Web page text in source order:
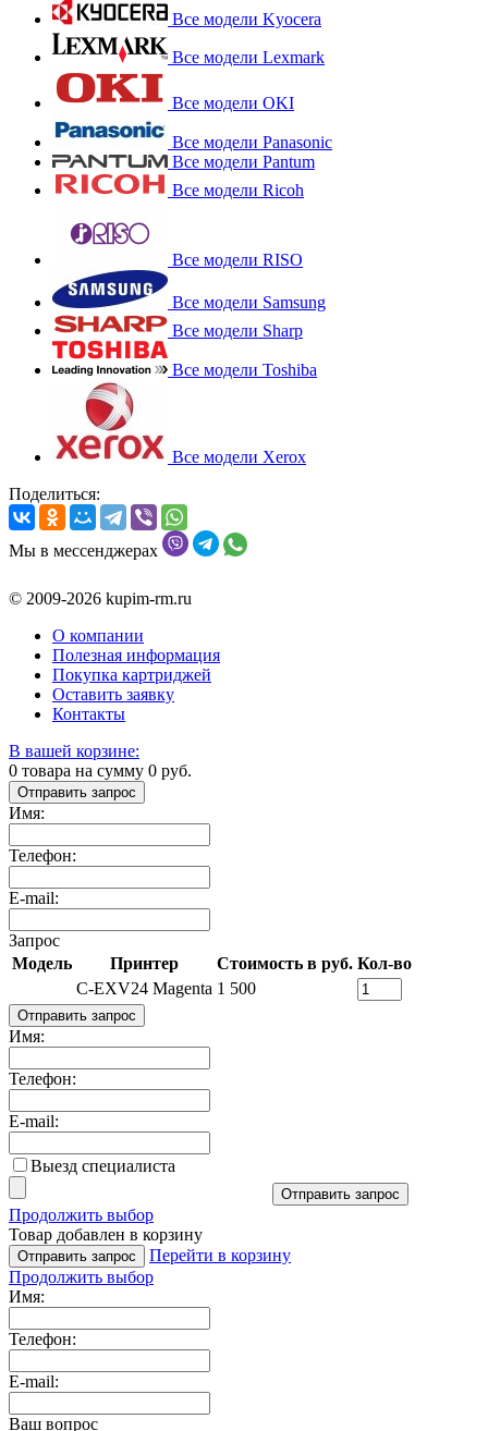
Все модели Kyocera
Все модели Lexmark
Все модели OKI
Все модели Panasonic
Все модели Pantum
Все модели Ricoh
Все модели RISO
Все модели Samsung
Все модели Sharp
Все модели Toshiba
Все модели Xerox
Поделиться:
Мы в мессенджерах
© 2009-2026 kupim-rm.ru
О компании
Полезная информация
Покупка картриджей
Оставить заявку
Контакты
В вашей корзине:
0 товара на сумму 0 руб.
Отправить запрос
Имя:
Телефон:
E-mail:
Запрос
Модель
Принтер Стоимость в руб. Кол-во
C-EXV24 Magenta 1 500
Отправить запрос
Имя:
Телефон:
E-mail:
Выезд специалиста
Отправить запрос
Продолжить выбор
Товар добавлен в корзину
Отправить запрос
Перейти в корзину
Продолжить выбор
Имя:
Телефон:
E-mail:
Ваш вопрос